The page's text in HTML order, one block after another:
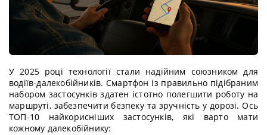
У 2025 році технології стали надійним союзником для
водіїв-далекобійників. Смартфон із правильно підібраним
набором застосунків здатен істотно полегшити роботу на
маршруті, забезпечити безпеку та зручність у дорозі. Ось
ТОП-10 найкорисніших застосунків, які варто мати
кожному далекобійнику: